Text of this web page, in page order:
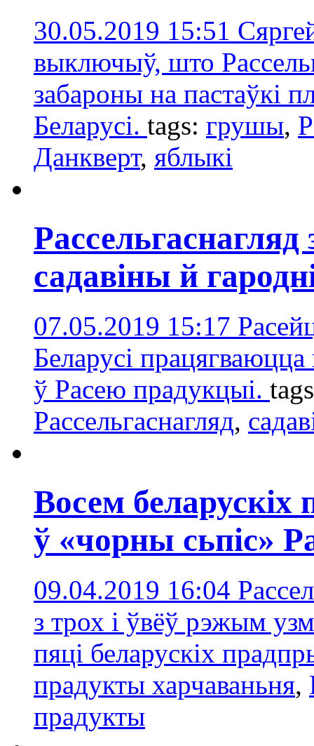
30.05.2019 15:51
выключыў, што
забароны на пастаўкі
Беларусі. tags: грушы,
Данкверт, яблыкi
садавіны й
07.05.2019 15:17
Беларусі працягваюцца
ў Расею прадукцыі.
Рассельгаснагляд,
Восем беларускіх
ў «чорны сьпіс»
09.04.2019 16:04
з трох і ўвёў рэжым
пяці беларускіх
прадукты харчаваньня,
прадукты